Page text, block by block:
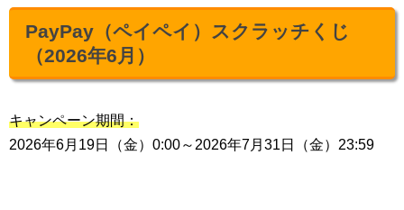
PayPay（ペイペイ）スクラッチくじ
（2026年6月）
キャンペーン期間：
2026年6月19日（金）0:00～2026年7月31日（金）23:59